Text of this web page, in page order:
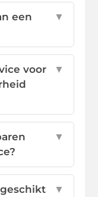
een
▼
voor
▼
▼
▼